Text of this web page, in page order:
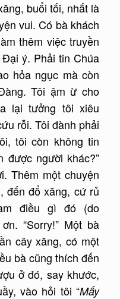
buổi tối, nhất là
vui. Có bà khách
thêm việc truyền
ý. Phải tin Chúa
hỏa ngục mà còn
Tôi ậm ừ cho
lại tưởng tôi xiêu
rỗi. Tôi đành phải
tôi còn không tin
được người khác?”
Thêm một chuyện
đến đổ xăng, cứ rủ
điều gì đó (do
“Sorry!” Một bà
cây xăng, có một
bà cũng thích đến
ở đó, say khước,
vào hỏi tôi “Mấy